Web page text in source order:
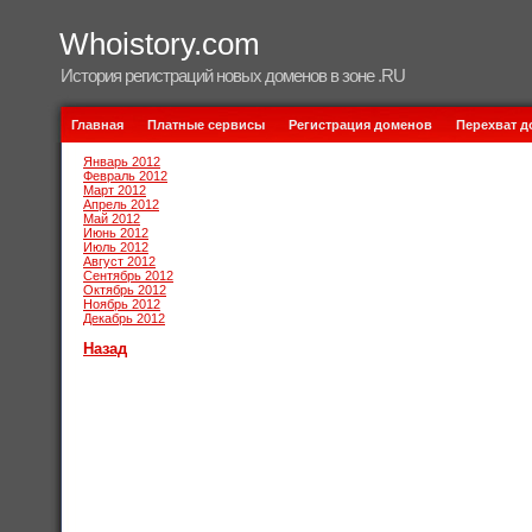
Whoistory.com
История регистраций новых доменов в зоне .RU
Главная Платные сервисы Регистрация доменов Перехват
Январь 2012
Февраль 2012
Март 2012
Апрель 2012
Май 2012
Июнь 2012
Июль 2012
Август 2012
Сентябрь 2012
Октябрь 2012
Ноябрь 2012
Декабрь 2012
Назад